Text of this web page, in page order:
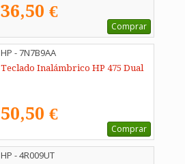
36,50 €
Comprar
HP - 7N7B9AA
Teclado Inalámbrico HP 475 Dual
50,50 €
Comprar
HP - 4R009UT